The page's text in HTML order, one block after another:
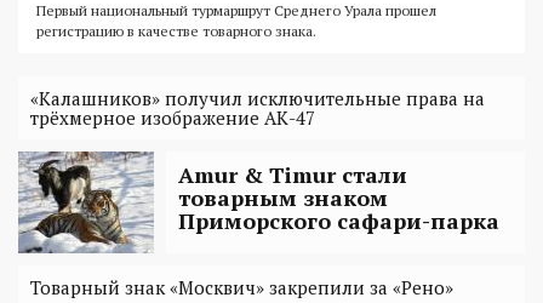
Первый национальный турмаршрут Среднего Урала прошел
регистрацию в качестве товарного знака.
«Калашников» получил исключительные права на
трёхмерное изображение АК-47
Amur & Timur стали
товарным знаком
Приморского сафари-парка
Товарный знак «Москвич» закрепили за «Рено»